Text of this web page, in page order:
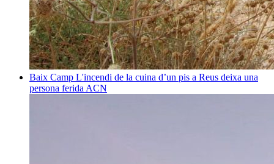
Baix Camp L'incendi de la cuina d’un pis a Reus deixa una
persona ferida ACN